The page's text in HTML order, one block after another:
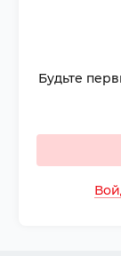
Будьте